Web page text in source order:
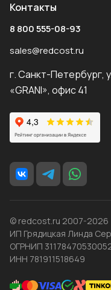
Контакты
8 800 555-08-93
sales@redcost.ru
г. Санкт-Петербург,
«GRANI», офис 41
© redcost.ru 2007-2026
ИП Грядицкая Линда
ОГРНИП
ИНН 781911518649